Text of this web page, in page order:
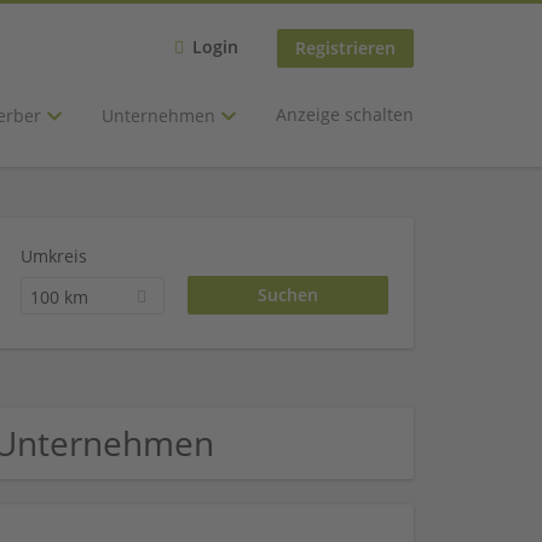
Login Registrieren
Unternehmen Anzeige schalten
Umkreis
100 km